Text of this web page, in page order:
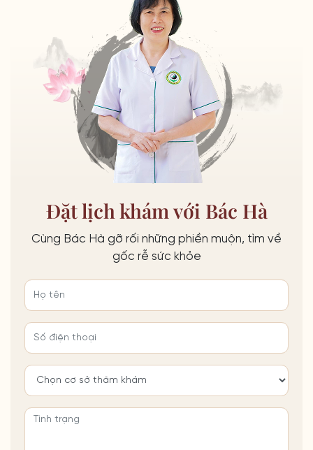
Đặt lịch khám với Bác Hà
Cùng Bác Hà gỡ rối những phiền muộn, tìm về
gốc rễ sức khỏe